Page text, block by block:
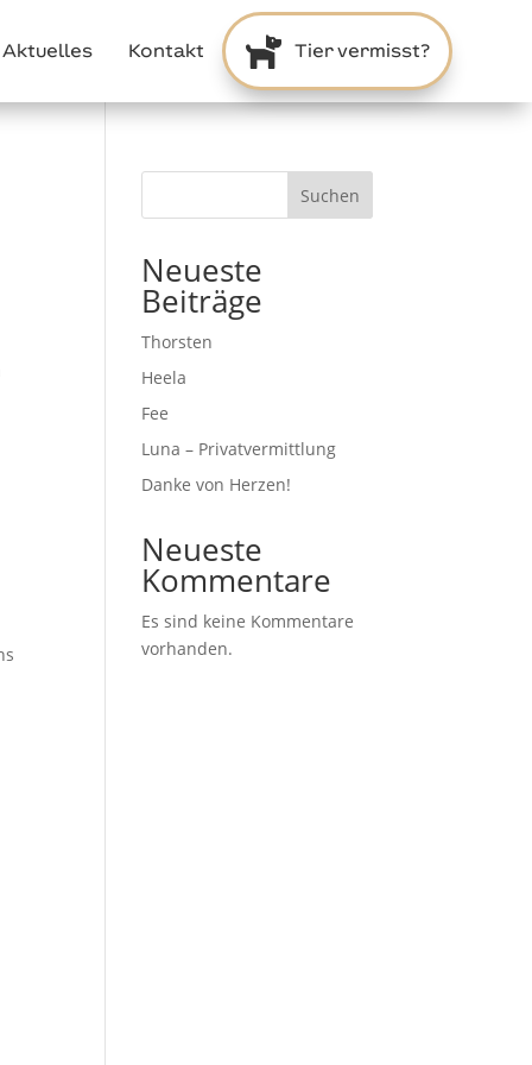
Aktuelles Kontakt  Tier vermisst?
Suchen
Neueste
Beiträge
Thorsten
Heela
Fee
Luna – Privatvermittlung
Danke von Herzen!
Neueste
Kommentare
Es sind keine Kommentare
vorhanden.